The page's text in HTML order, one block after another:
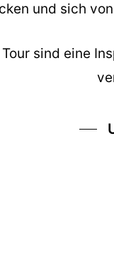
und sich
sind eine